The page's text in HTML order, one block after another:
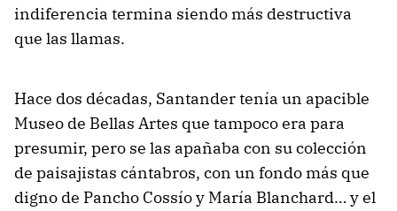
indiferencia termina siendo más destructiva
que las llamas.
Hace dos décadas, Santander tenía un apacible
Museo de Bellas Artes que tampoco era para
presumir, pero se las apañaba con su colección
de paisajistas cántabros, con un fondo más que
digno de Pancho Cossío y María Blanchard… y el